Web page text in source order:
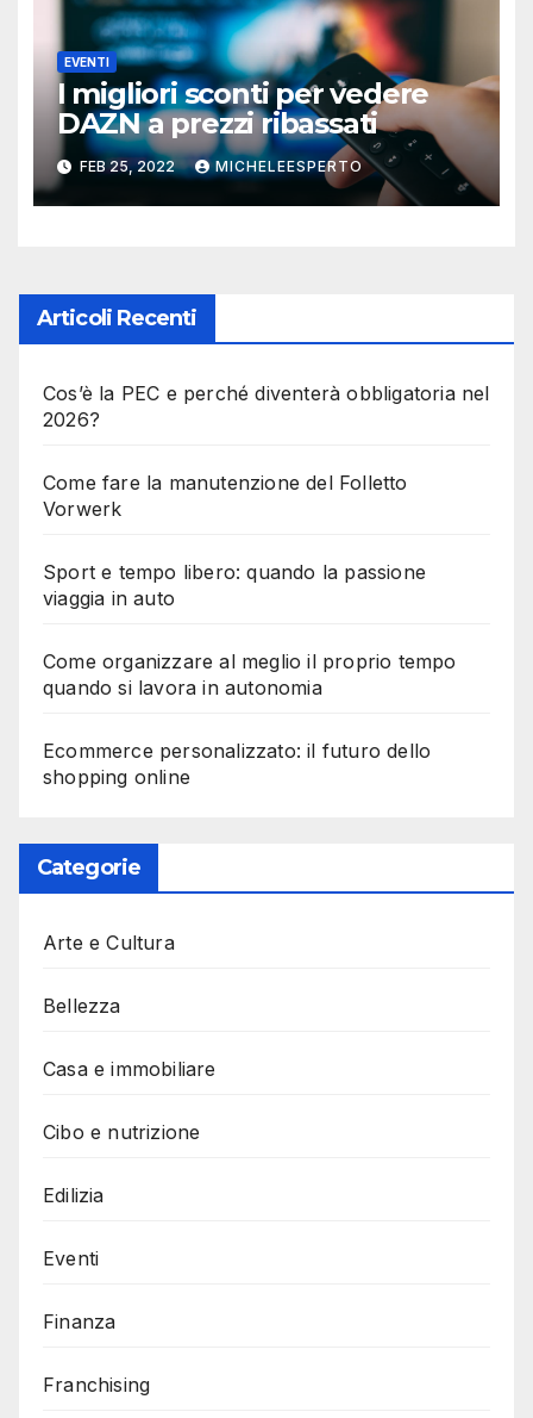
EVENTI
I migliori sconti per vedere
DAZN a prezzi ribassati
FEB 25, 2022 MICHELEESPERTO
Articoli Recenti
Cos’è la PEC e perché diventerà obbligatoria nel
2026?
Come fare la manutenzione del Folletto
Vorwerk
Sport e tempo libero: quando la passione
viaggia in auto
Come organizzare al meglio il proprio tempo
quando si lavora in autonomia
Ecommerce personalizzato: il futuro dello
shopping online
Categorie
Arte e Cultura
Bellezza
Casa e immobiliare
Cibo e nutrizione
Edilizia
Eventi
Finanza
Franchising